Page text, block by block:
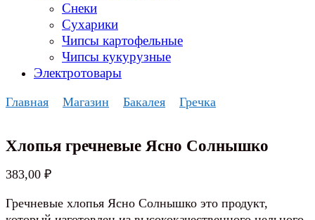
Снеки
Сухарики
Чипсы картофельные
Чипсы кукурузные
Электротовары
Главная Магазин Бакалея Гречка
Хлопья гречневые Ясно Солнышко
383,00 ₽
Гречневые хлопья Ясно Солнышко это продукт,